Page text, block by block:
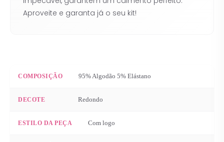
Aproveite e garanta já o seu kit!
COMPOSIÇÃO 95% Algodão 5% Elástano
DECOTE Redondo
ESTILO DA PEÇA Com logo